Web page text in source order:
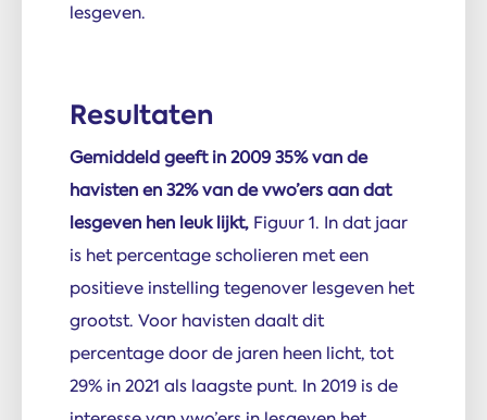
lesgeven.
Resultaten
Gemiddeld geeft in 2009 35% van de
havisten en 32% van de vwo’ers aan dat
lesgeven hen leuk lijkt, Figuur 1. In dat jaar
is het percentage scholieren met een
positieve instelling tegenover lesgeven het
grootst. Voor havisten daalt dit
percentage door de jaren heen licht, tot
29% in 2021 als laagste punt. In 2019 is de